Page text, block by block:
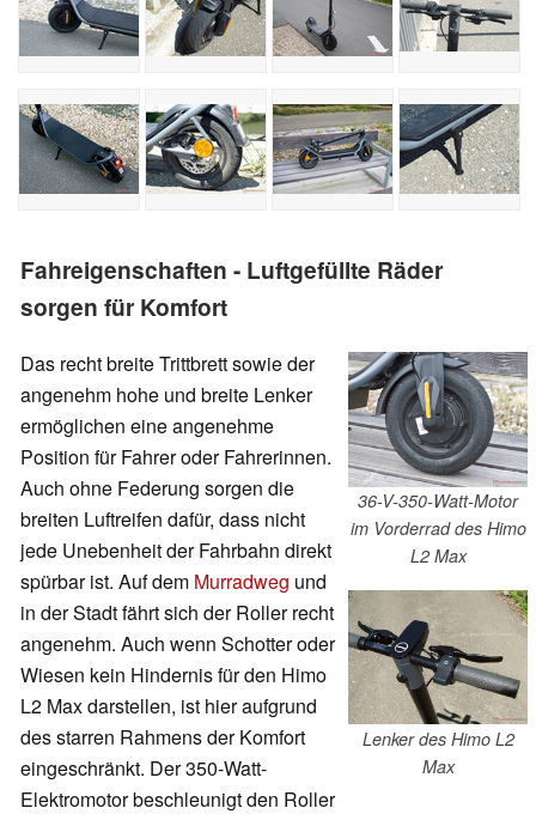
Fahreigenschaften - Luftgefüllte Räder
sorgen für Komfort
36-V-350-Watt-Motor
im Vorderrad des Himo
L2 Max
Lenker des Himo L2
Max
Das recht breite Trittbrett sowie der
angenehm hohe und breite Lenker
ermöglichen eine angenehme
Position für Fahrer oder Fahrerinnen.
Auch ohne Federung sorgen die
breiten Luftreifen dafür, dass nicht
jede Unebenheit der Fahrbahn direkt
spürbar ist. Auf dem Murradweg und
in der Stadt fährt sich der Roller recht
angenehm. Auch wenn Schotter oder
Wiesen kein Hindernis für den Himo
L2 Max darstellen, ist hier aufgrund
des starren Rahmens der Komfort
eingeschränkt. Der 350-Watt-
Elektromotor beschleunigt den Roller